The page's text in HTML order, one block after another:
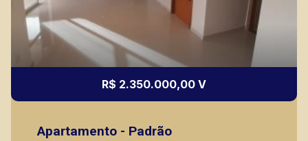
R$ 2.350.000,00 V
Apartamento - Padrão